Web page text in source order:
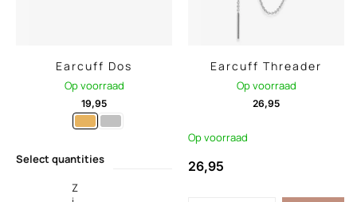
Earcuff Dos
Op voorraad
19,95
Select quantities
Z
Earcuff Threader
Op voorraad
26,95
Op voorraad
26,95